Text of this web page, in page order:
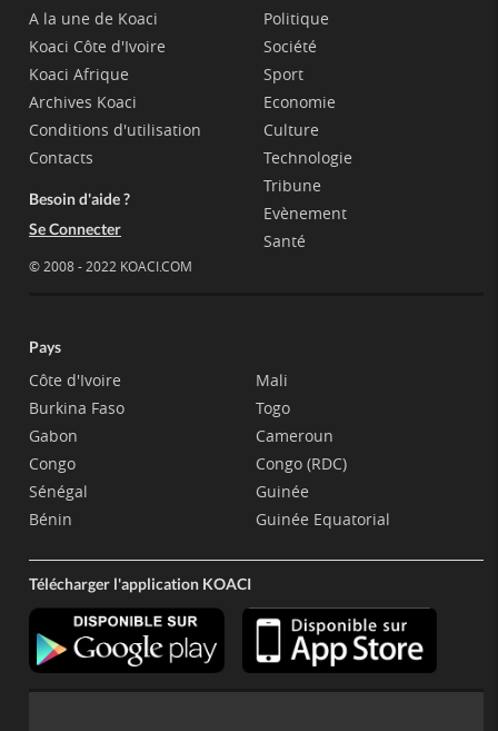
A la une de Koaci
Koaci Côte d'Ivoire
Koaci Afrique
Archives Koaci
Conditions d'utilisation
Contacts
Besoin d'aide ?
Se Connecter
© 2008 - 2022 KOACI.COM
Politique
Société
Sport
Economie
Culture
Technologie
Tribune
Evènement
Santé
Pays
Côte d'Ivoire
Burkina Faso
Gabon
Congo
Sénégal
Bénin
Mali
Togo
Cameroun
Congo (RDC)
Guinée
Guinée Equatorial
Télécharger l'application KOACI